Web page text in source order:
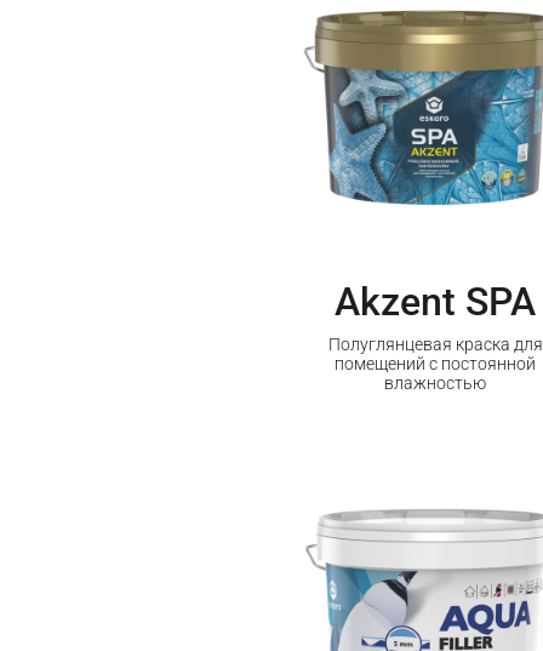
Akzent SPA
Полуглянцевая краска для
помещений с постоянной
влажностью